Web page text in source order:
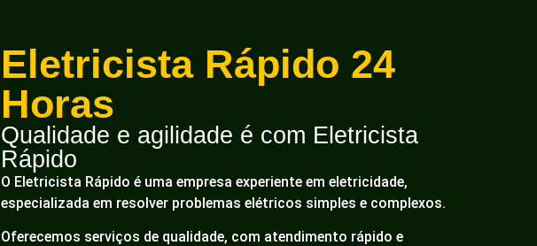
Eletricista Rápido 24
Horas
Qualidade e agilidade é com Eletricista
Rápido
O Eletricista Rápido é uma empresa experiente em eletricidade,
especializada em resolver problemas elétricos simples e complexos.
Oferecemos serviços de qualidade, com atendimento rápido e